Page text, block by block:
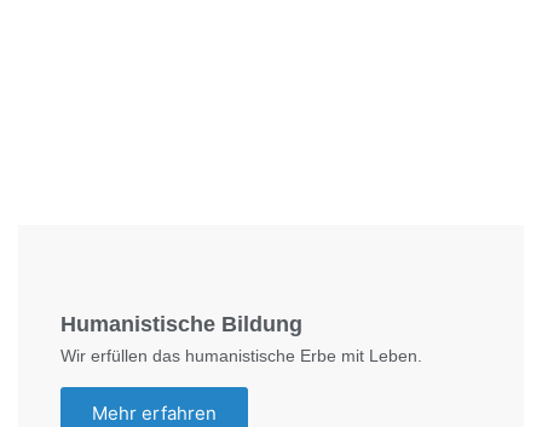
Humanistische Bildung
Wir erfüllen das humanistische Erbe mit Leben.
Mehr erfahren